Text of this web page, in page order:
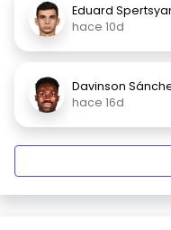
Eduard
hace 10d
Davinson
hace 16d